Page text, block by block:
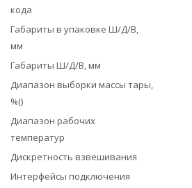
кода
Габариты в упаковке Ш/Д/В,
мм
Габариты Ш/Д/В, мм
Диапазон выборки массы тары,
%()
Диапазон рабочих
температур
Дискретность взвешивания
Интерфейсы подключения